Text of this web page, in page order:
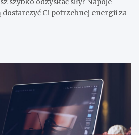
Ci potrzebnej energii za